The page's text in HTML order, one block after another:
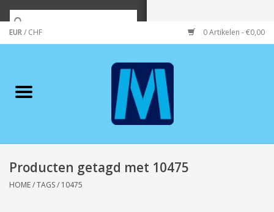
EUR/ CHF 0 Artikelen - €0,00
Merken
Wonen/koken/huishouden
Producten getagd met 10475
HOME/TAGS/ 10475